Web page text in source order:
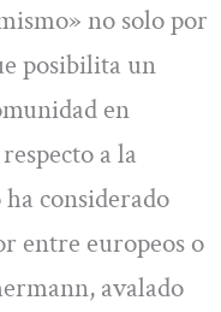
no solo por
posibilita un
en
a la
considerado
entre europeos o
avalado